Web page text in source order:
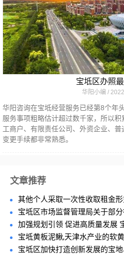
宝坻区办照
华阳小编
华阳咨询在宝坻经营服务已经第8个年
服务事项粗略估计超过数千家，所以
工商户、有限责任公司、外资企业、普
变更手续都非常熟悉。
文章推荐
其他个人采取一次性收取租金
宝坻区市场监督管理局关于部
加强规划引领 促进高质量发展
宝坻黄板泥鳅,天津水产业的软
宝坻区加快打造创新发展的宝